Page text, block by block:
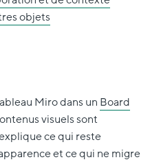
objets
Miro dans un Board
visuels sont
ce qui reste
et ce qui ne migre